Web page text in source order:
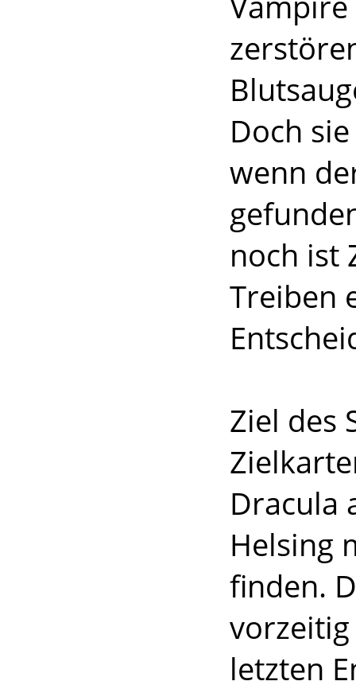
Doch
wenn
noch ist
Treiben
Ziel des
Dracula
Helsing
finden.
letzten